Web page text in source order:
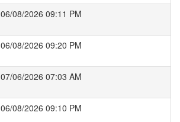
06/08/2026 09:11 PM
06/08/2026 09:20 PM
07/06/2026 07:03 AM
06/08/2026 09:10 PM